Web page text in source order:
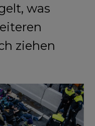
was
ziehen